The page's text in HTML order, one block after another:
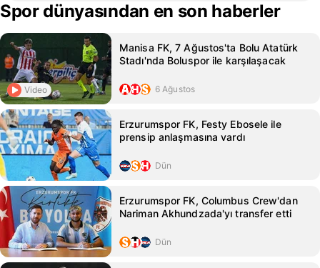
Spor dünyasından en son haberler
Video
Manisa FK, 7 Ağustos'ta Bolu Atatürk
Stadı'nda Boluspor ile karşılaşacak
6 Ağustos
Erzurumspor FK, Festy Ebosele ile
prensip anlaşmasına vardı
Dün
Erzurumspor FK, Columbus Crew'dan
Nariman Akhundzada'yı transfer etti
Dün